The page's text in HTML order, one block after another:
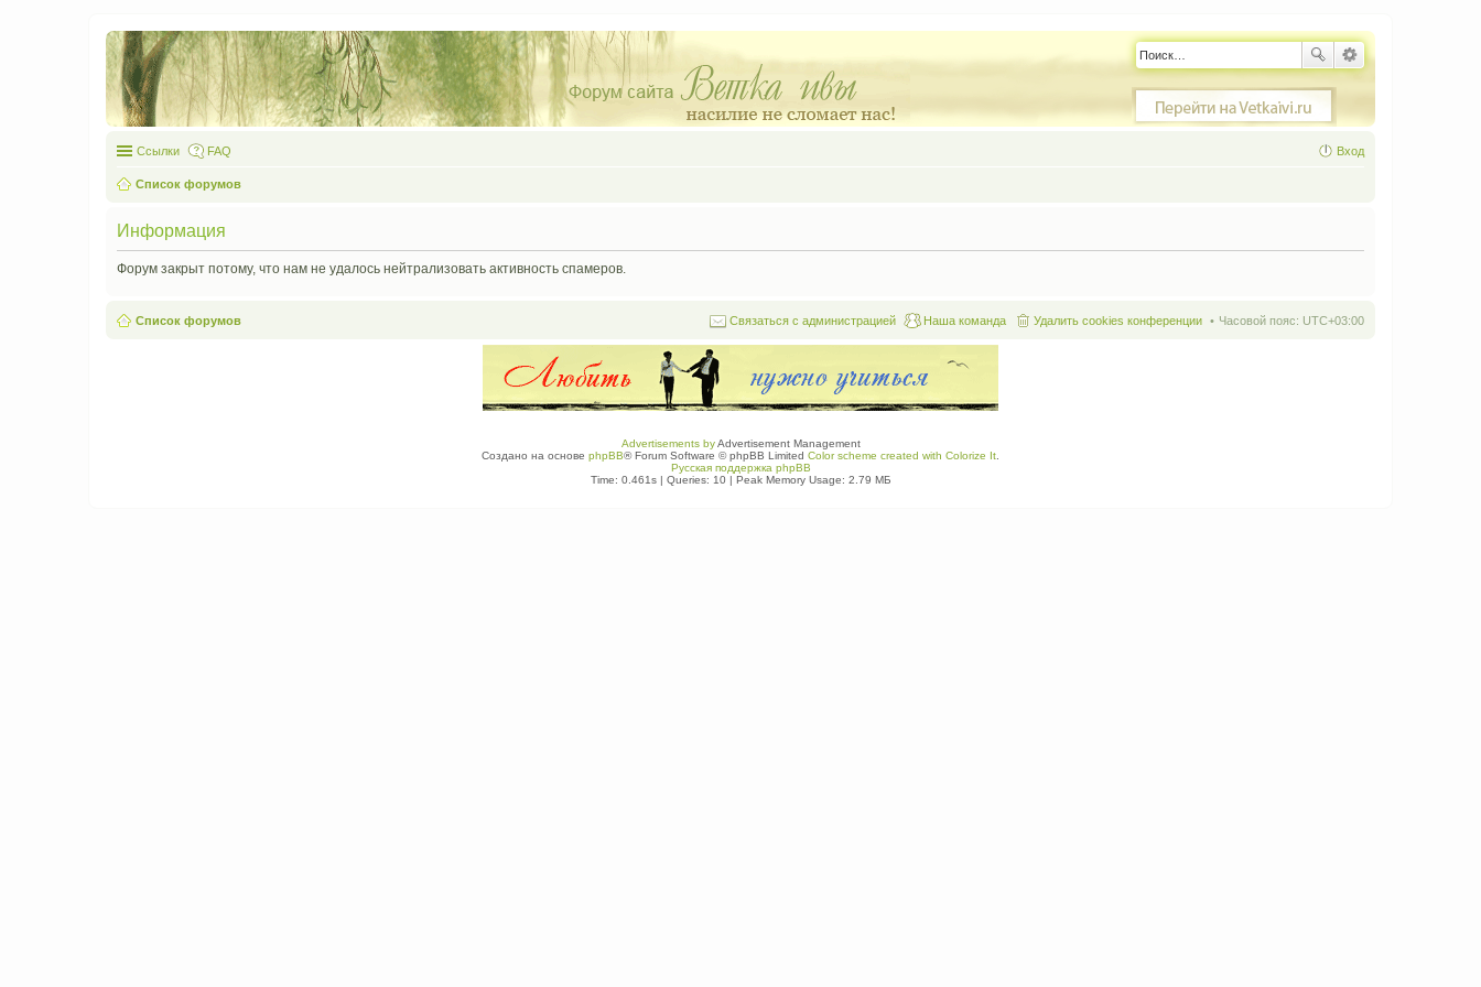
Ссылки FAQ Вход
Список форумов
Информация
Форум закрыт потому, что нам не удалось нейтрализовать активность спамеров.
Список форумов Часовой пояс: UTC+03:00
Удалить cookies конференции
Наша команда
Связаться с администрацией
Advertisements byAdvertisement Management
Создано на основе phpBB® Forum Software © phpBB Limited Color scheme created with Colorize It
Русская поддержка phpBB
Time: 0.461s| Queries: 10| Peak Memory Usage: 2.79 МБ